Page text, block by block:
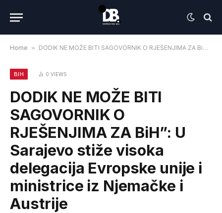
Home » DODIK NE MOŽE BITI SAGOVORNIK O RJEŠENJIMA ZA BiH”: U Sarajevo stiže visoka delegacija Evropske unije i ministrice iz Njemačke i Austrije
BIH 0 VIEWS
DODIK NE MOŽE BITI
SAGOVORNIK O
RJEŠENJIMA ZA BiH”: U
Sarajevo stiže visoka
delegacija Evropske unije i
ministrice iz Njemačke i
Austrije